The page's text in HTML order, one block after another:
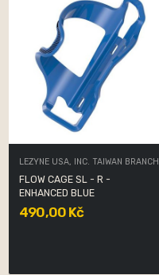
LEZYNE USA, INC. TAIWAN BRANCH
FLOW CAGE SL - R -
ENHANCED BLUE
490,00 Kč